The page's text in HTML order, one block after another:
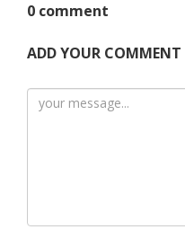
0 comment
ADD YOUR COMMENT